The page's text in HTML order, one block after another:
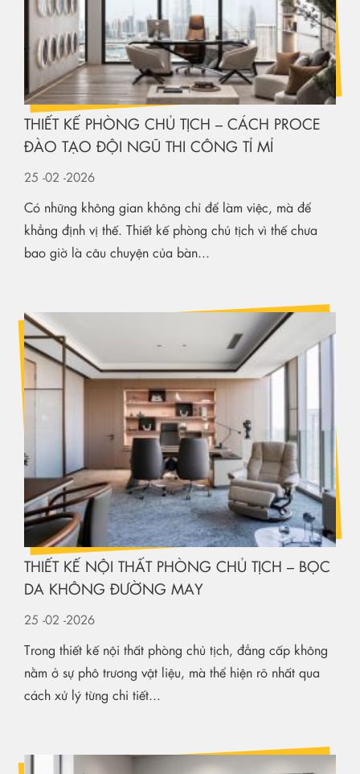
THIẾT KẾ PHÒNG CHỦ TỊCH – CÁCH PROCE
ĐÀO TẠO ĐỘI NGŨ THI CÔNG TỈ MỈ
25 -02 -2026
Có những không gian không chỉ để làm việc, mà để
khẳng định vị thế. Thiết kế phòng chủ tịch vì thế chưa
bao giờ là câu chuyện của bàn...
THIẾT KẾ NỘI THẤT PHÒNG CHỦ TỊCH – BỌC
DA KHÔNG ĐƯỜNG MAY
25 -02 -2026
Trong thiết kế nội thất phòng chủ tịch, đẳng cấp không
nằm ở sự phô trương vật liệu, mà thể hiện rõ nhất qua
cách xử lý từng chi tiết...